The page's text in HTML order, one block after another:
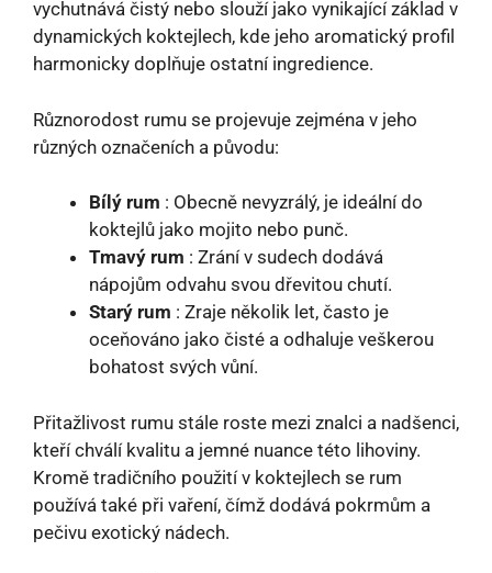
vychutnává čistý nebo slouží jako vynikající základ v
dynamických koktejlech, kde jeho aromatický profil
harmonicky doplňuje ostatní ingredience.
Různorodost rumu se projevuje zejména v jeho
různých označeních a původu:
Bílý rum : Obecně nevyzrálý, je ideální do
koktejlů jako mojito nebo punč.
Tmavý rum : Zrání v sudech dodává
nápojům odvahu svou dřevitou chutí.
Starý rum : Zraje několik let, často je
oceňováno jako čisté a odhaluje veškerou
bohatost svých vůní.
Přitažlivost rumu stále roste mezi znalci a nadšenci,
kteří chválí kvalitu a jemné nuance této lihoviny.
Kromě tradičního použití v koktejlech se rum
používá také při vaření, čímž dodává pokrmům a
pečivu exotický nádech.